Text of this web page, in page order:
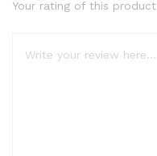
Your rating of this product